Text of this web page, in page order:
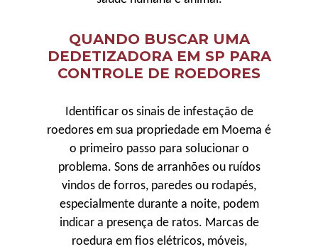
QUANDO BUSCAR UMA
DEDETIZADORA EM SP PARA
CONTROLE DE ROEDORES
Identificar os sinais de infestação de
roedores em sua propriedade em Moema é
o primeiro passo para solucionar o
problema. Sons de arranhões ou ruídos
vindos de forros, paredes ou rodapés,
especialmente durante a noite, podem
indicar a presença de ratos. Marcas de
roedura em fios elétricos, móveis,